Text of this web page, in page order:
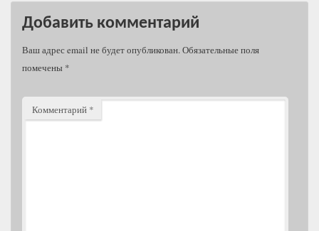
Добавить комментарий
Ваш адрес email не будет опубликован.Обязательные поля
помечены *
Комментарий *